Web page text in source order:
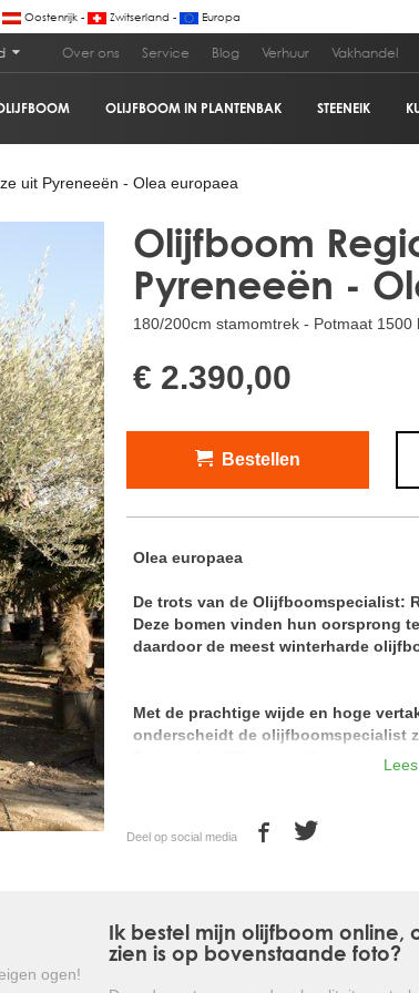
Oostenrijk - Zwitserland - Europa
Over ons Service Blog Verhuur Vakhandel
OLIJFBOOM IN PLANTENBAK STEENEIK
europaea €
uit Pyreneeën - Olea europaea
Olijfboom
Pyreneeën -
180/200cm stamomtrek - Potmaat 1500
€ 2.390,00
Bestellen
Olea europaea
De trots van de Olijfboomspecialist:
Deze bomen vinden hun oorsprong
daardoor de meest winterharde
Met de prachtige wijde en hoge
onderscheidt de olijfboomspecialist
Regionale olijfbomen zijn van
De regionale olijfbomen hebben een
De olijfboom is één van de oudste
Deel op social media
ogen!
Ik bestel mijn olijfboom online,
zien is op bovenstaande foto?